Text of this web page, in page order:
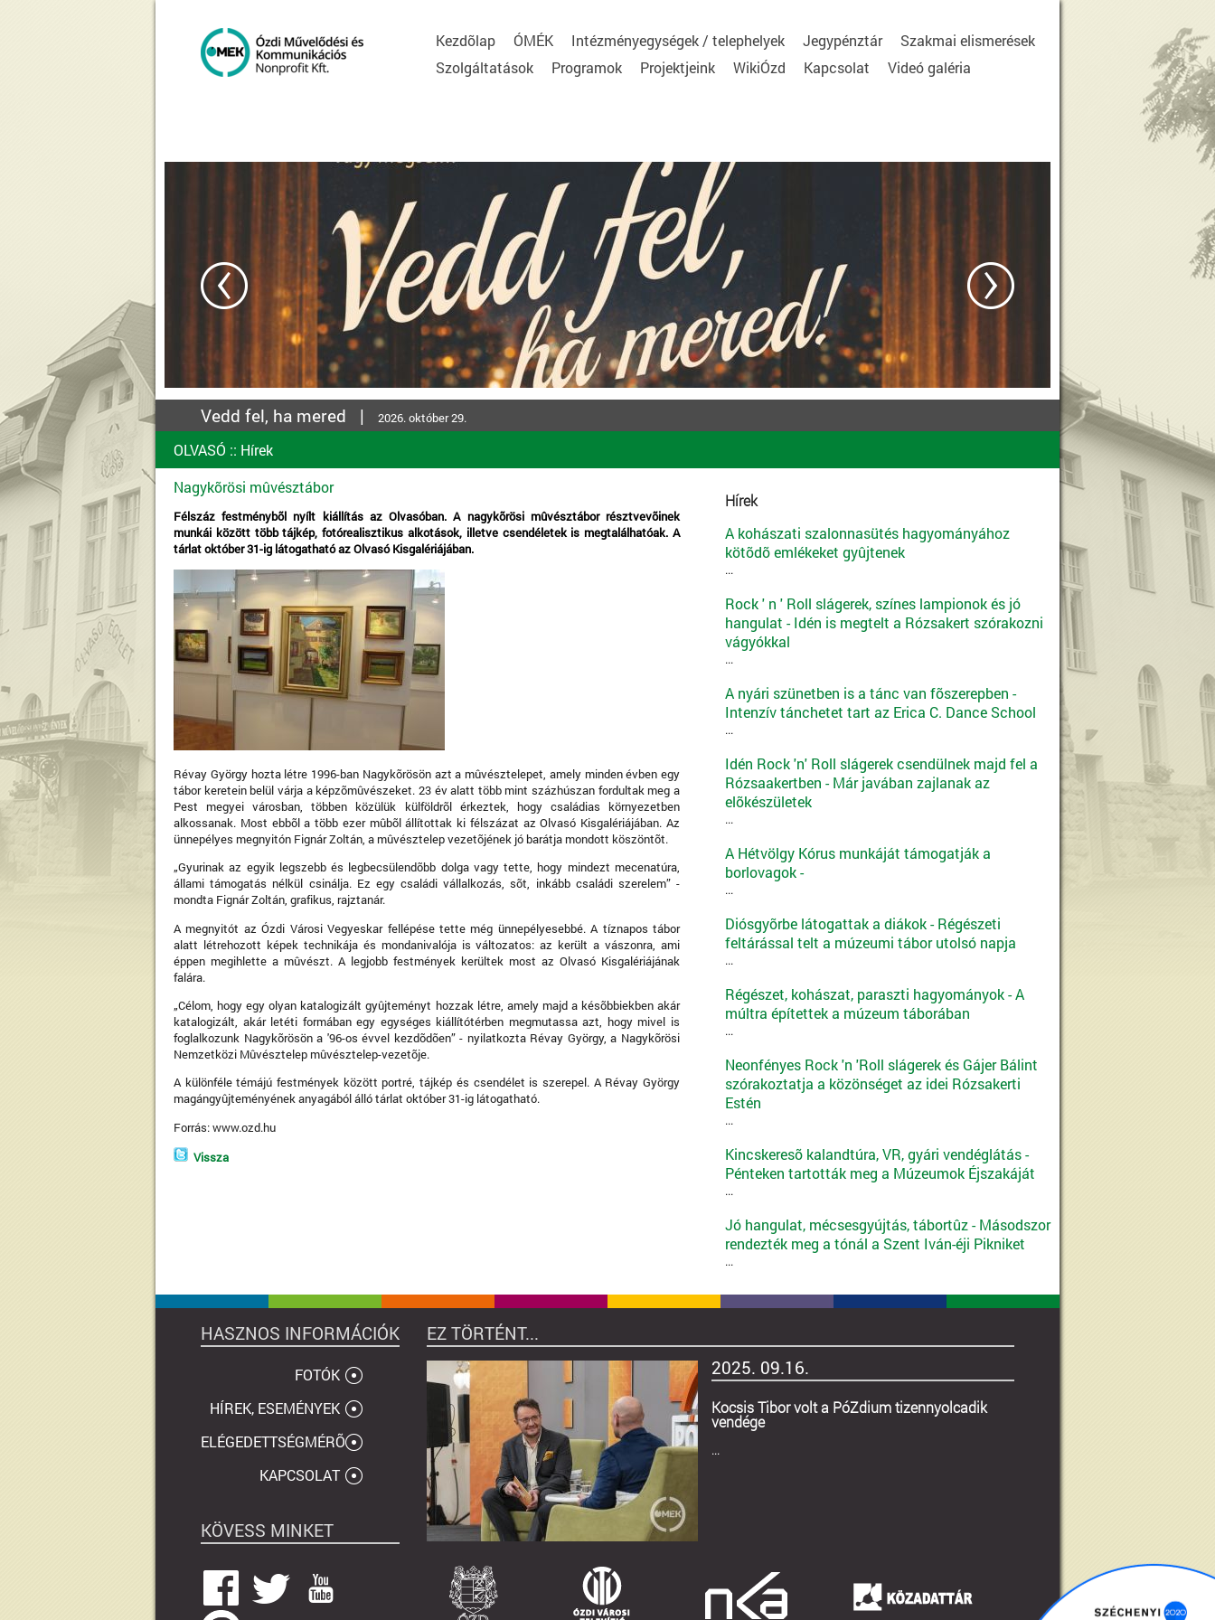
Kezdõlap ÓMÉK Intézményegységek / telephelyek Jegypénztár
Szakmai elismerések
Szolgáltatások
Programok Projektjeink WikiÓzd Kapcsolat Videó galéria
Vedd fel, ha mered | 2026. október 29.
OLVASÓ :: Hírek
Nagykõrösi mûvésztábor
Félszáz festménybõl nyílt kiállítás az Olvasóban. A nagykõrösi mûvésztábor résztvevõinek
munkái között több tájkép, fotórealisztikus alkotások, illetve csendéletek is megtalálhatóak. A
tárlat október 31-ig látogatható az Olvasó Kisgalériájában.
Révay György hozta létre 1996-ban Nagykõrösön azt a mûvésztelepet, amely minden évben egy
tábor keretein belül várja a képzõmûvészeket. 23 év alatt több mint százhúszan fordultak meg a
Pest megyei városban, többen közülük külföldrõl érkeztek, hogy családias környezetben
alkossanak. Most ebbõl a több ezer mûbõl állítottak ki félszázat az Olvasó Kisgalériájában. Az
ünnepélyes megnyitón Fignár Zoltán, a mûvésztelep vezetõjének jó barátja mondott köszöntõt.
„Gyurinak az egyik legszebb és legbecsülendõbb dolga vagy tette, hogy mindezt mecenatúra,
állami támogatás nélkül csinálja. Ez egy családi vállalkozás, sõt, inkább családi szerelem” -
mondta Fignár Zoltán, grafikus, rajztanár.
A megnyitót az Ózdi Városi Vegyeskar fellépése tette még ünnepélyesebbé. A tíznapos tábor
alatt létrehozott képek technikája és mondanivalója is változatos: az került a vászonra, ami
éppen megihlette a mûvészt. A legjobb festmények kerültek most az Olvasó Kisgalériájának
falára.
„Célom, hogy egy olyan katalogizált gyûjteményt hozzak létre, amely majd a késõbbiekben akár
katalogizált, akár letéti formában egy egységes kiállítótérben megmutassa azt, hogy mivel is
foglalkozunk Nagykõrösön a '96-os évvel kezdõdõen” - nyilatkozta Révay György, a Nagykõrösi
Nemzetközi Mûvésztelep mûvésztelep-vezetõje.
A különféle témájú festmények között portré, tájkép és csendélet is szerepel. A Révay György
magángyûjteményének anyagából álló tárlat október 31-ig látogatható.
Forrás: www.ozd.hu
Vissza
Hírek
A kohászati szalonnasütés hagyományához
kötõdõ emlékeket gyûjtenek
...
Rock ' n ' Roll slágerek, színes lampionok és jó
hangulat - Idén is megtelt a Rózsakert szórakozni
vágyókkal
...
A nyári szünetben is a tánc van fõszerepben -
Intenzív tánchetet tart az Erica C. Dance School
...
Idén Rock 'n' Roll slágerek csendülnek majd fel a
Rózsaakertben - Már javában zajlanak az
elõkészületek
...
A Hétvölgy Kórus munkáját támogatják a
borlovagok -
...
Diósgyõrbe látogattak a diákok - Régészeti
feltárással telt a múzeumi tábor utolsó napja
...
Régészet, kohászat, paraszti hagyományok - A
múltra építettek a múzeum táborában
...
Neonfényes Rock 'n 'Roll slágerek és Gájer Bálint
szórakoztatja a közönséget az idei Rózsakerti
Estén
...
Kincskeresõ kalandtúra, VR, gyári vendéglátás -
Pénteken tartották meg a Múzeumok Éjszakáját
...
Jó hangulat, mécsesgyújtás, tábortûz - Másodszor
rendezték meg a tónál a Szent Iván-éji Pikniket
...
HASZNOS INFORMÁCIÓK EZ TÖRTÉNT...
FOTÓK
HÍREK, ESEMÉNYEK
ELÉGEDETTSÉGMÉRÕ
KAPCSOLAT
KÖVESS MINKET
2025. 09.16.
Kocsis Tibor volt a PóZdium tizennyolcadik
vendége
...